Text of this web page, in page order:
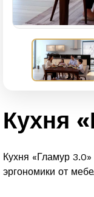
Кухня
Кухня «Гламур
эргономики от